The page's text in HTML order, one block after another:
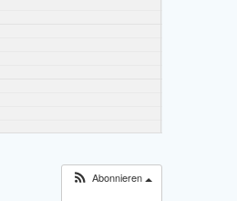
Abonnieren